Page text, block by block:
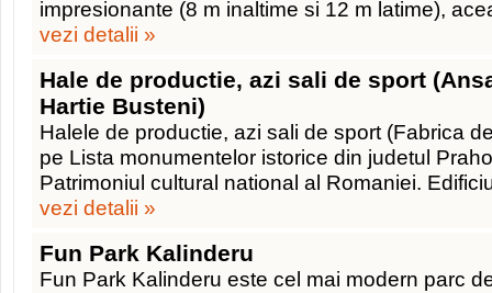
impresionante (8 m inaltime si 12 m latime),
vezi detalii »
Hale de productie, azi sali de sport
Hartie Busteni)
Halele de productie, azi sali de sport (Fabrica
pe Lista monumentelor istorice din judetul
Patrimoniul cultural national al Romaniei.
vezi detalii »
Fun Park Kalinderu
Fun Park Kalinderu este cel mai modern parc